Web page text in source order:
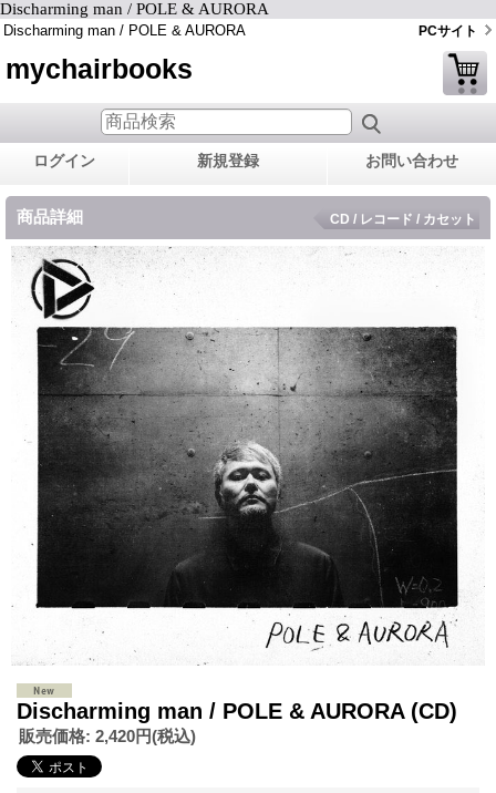
Discharming man / POLE & AURORA
Discharming man / POLE & AURORA PCサイト
mychairbooks
ログイン 新規登録 お問い合わせ
商品詳細 CD / レコード / カセット
Discharming man / POLE & AURORA (CD)
販売価格: 2,420円(税込)